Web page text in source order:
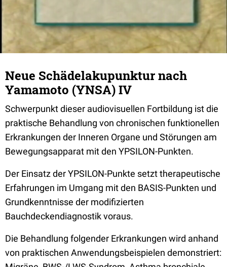
Neue Schädelakupunktur nach
Yamamoto (YNSA) IV
Schwerpunkt dieser audiovisuellen Fortbildung ist die
praktische Behandlung von chronischen funktionellen
Erkrankungen der Inneren Organe und Störungen am
Bewegungsapparat mit den YPSILON-Punkten.
Der Einsatz der YPSILON-Punkte setzt therapeutische
Erfahrungen im Umgang mit den BASIS-Punkten und
Grundkenntnisse der modifizierten
Bauchdeckendiagnostik voraus.
Die Behandlung folgender Erkrankungen wird anhand
von praktischen Anwendungsbeispielen demonstriert: